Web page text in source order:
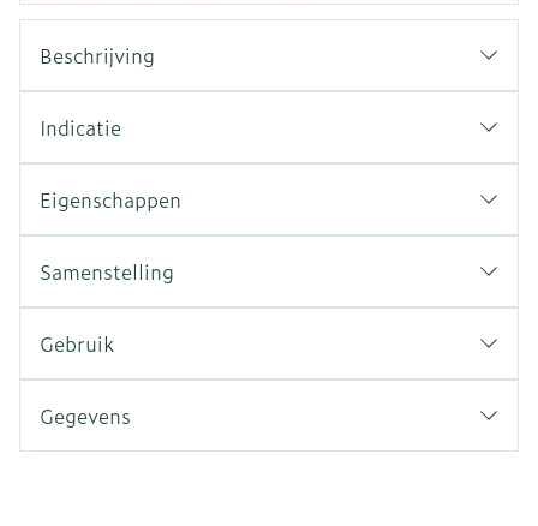
Beschrijving
Indicatie
Eigenschappen
Samenstelling
Gebruik
Gegevens